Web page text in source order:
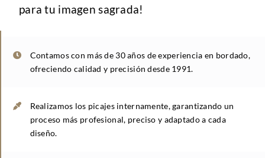
para tu imagen sagrada!
Contamos con más de 30 años de experiencia en bordado,
ofreciendo calidad y precisión desde 1991.
Realizamos los picajes internamente, garantizando un
proceso más profesional, preciso y adaptado a cada
diseño.